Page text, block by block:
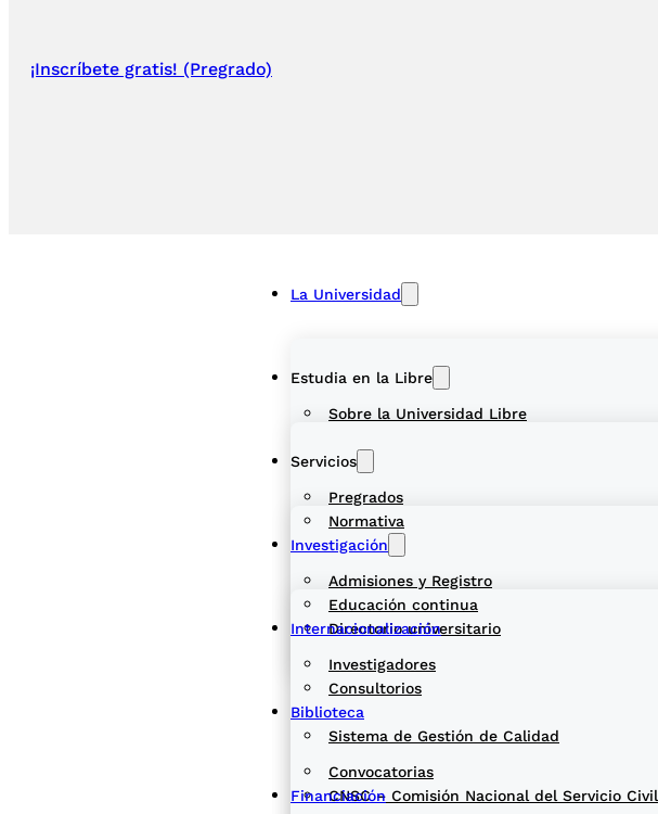
¡Inscríbete gratis! (Pregrado)
La Universidad
Sobre la Universidad Libre
Normativa
Directorio universitario
Sistema de Gestión de Calidad
Estudia en la Libre
Pregrados
Educación continua
Servicios
Admisiones y Registro
Consultorios
CNSC – Comisión Nacional del Servicio Civil
Investigación
Investigadores
Convocatorias
Internacionalización
Biblioteca
Financiación